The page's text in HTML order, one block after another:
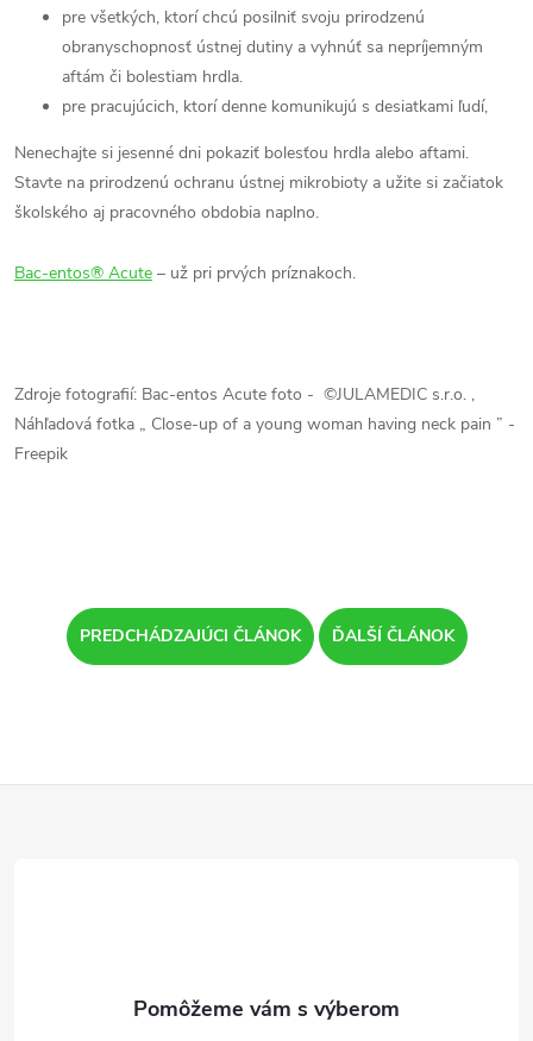
pre všetkých, ktorí chcú posilniť svoju prirodzenú
obranyschopnosť ústnej dutiny a vyhnúť sa nepríjemným
aftám či bolestiam hrdla.
pre pracujúcich, ktorí denne komunikujú s desiatkami ľudí,
Nenechajte si jesenné dni pokaziť bolesťou hrdla alebo aftami.
Stavte na prirodzenú ochranu ústnej mikrobioty a užite si začiatok
školského aj pracovného obdobia naplno.
Bac-entos® Acute – už pri prvých príznakoch.
Zdroje fotografií: Bac-entos Acute foto - ©JULAMEDIC s.r.o. ,
Náhľadová fotka „ Close-up of a young woman having neck pain ” -
Freepik
PREDCHÁDZAJÚCI ČLÁNOK ĎALŠÍ ČLÁNOK